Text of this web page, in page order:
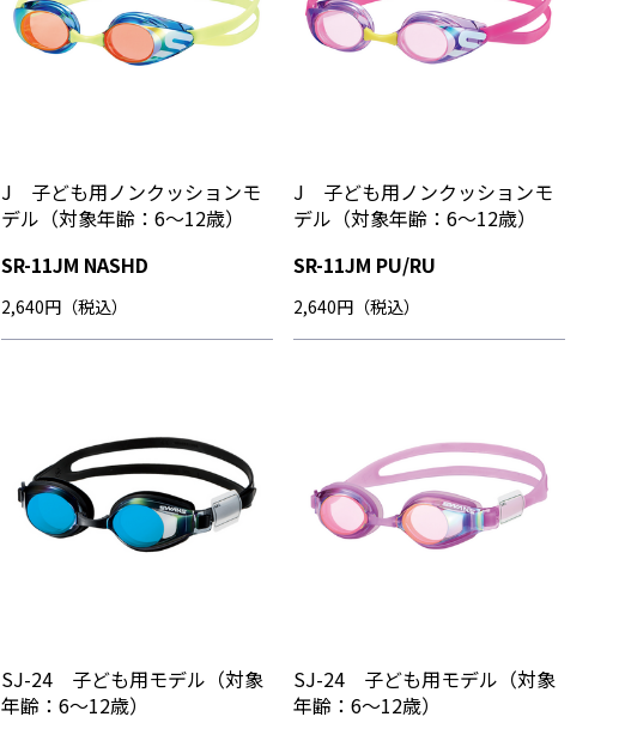
J 子ども用ノンクッションモ
デル（対象年齢：6～12歳）
SR-11JM NASHD
2,640円（税込）
J 子ども用ノンクッションモ
デル（対象年齢：6～12歳）
SR-11JM PU/RU
2,640円（税込）
SJ-24 子ども用モデル（対象
年齢：6～12歳）
SJ-24 子ども用モデル（対象
年齢：6～12歳）